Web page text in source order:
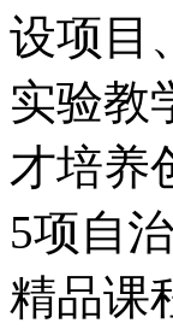
设项目
实验教
才培养
5项自
精品课